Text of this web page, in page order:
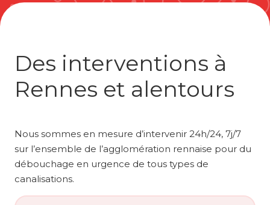
Des interventions à
Rennes et alentours
Nous sommes en mesure d’intervenir 24h/24, 7j/7
sur l’ensemble de l’agglomération rennaise pour du
débouchage en urgence de tous types de
canalisations.